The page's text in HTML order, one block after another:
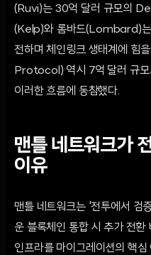
(Ruvi)는 30억 달러 규모의
(Kelp)와 롬바드(Lombard)는
전하며 체인링크 생태계에 힘
Protocol) 역시 7억 달러 규모
이러한 흐름에 동참했다.
맨틀 네트워크가
이유
맨틀 네트워크는 '전투에서
운 블록체인 통합 시 추가 전환
인프라를 마이그레이션의 핵